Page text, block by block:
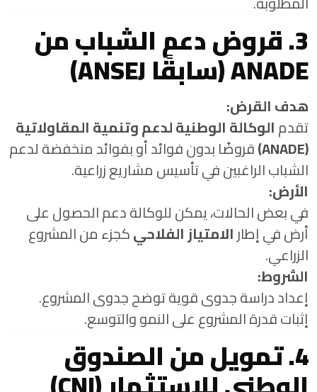
3. قروض دعم الشباب من
ANADE (سابقًا ANSEJ)
هدف القرض:
تقدمالوكالة الوطنية لدعم وتنمية المقاولاتية
(ANADE)
قروضًا بدون فوائد أو بفوائد منخفضة لدعم
الشباب الراغبين في تأسيس مشاريع زراعية.
الأرض:
في بعض الحالات، يمكن للوكالة دعم الحصول على
أرض في إطارالامتياز الفلاحيكجزء من المشروع
الزراعي.
الشروط:
إعداد دراسة جدوى قوية توضح جدوى المشروع.
إثبات قدرة المشروع على النمو والتوسع.
4. تمويل من الصندوق